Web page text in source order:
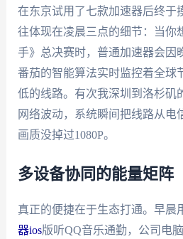
在东京试用了七款加速器后终于
往体现在凌晨三点的细节：当你
手》总决赛时，普通加速器会因
番茄的智能算法实时监控着全球
低的线路。有次我深圳到洛杉矶
网络波动，系统瞬间把线路从电
画质没掉过1080P。
多设备协同的能量矩阵
真正的便捷在于生态打通。早晨
器ios版听QQ音乐通勤，公司电